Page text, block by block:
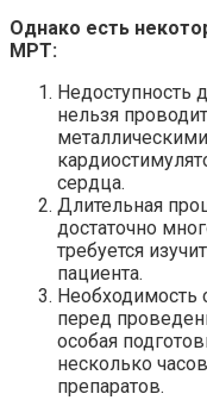
Однако есть
МРТ:
Недоступность
нельзя
сердца.
Длительная
достаточно
требуется
пациента.
Необходимость
перед
особая
несколько
препаратов.